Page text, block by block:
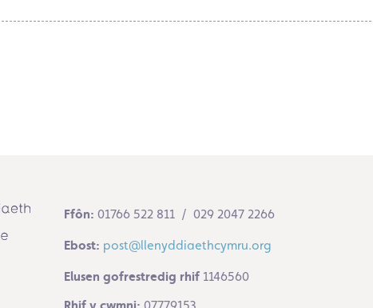
Ffôn: 01766 522 811 / 029 2047 2266
Ebost: post@llenyddiaethcymru.org
Elusen gofrestredig rhif 1146560
Rhif y cwmni: 07779153